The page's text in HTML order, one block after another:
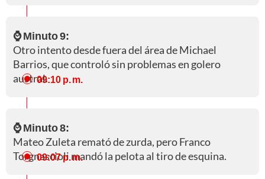
⌚ Minuto 9:
Otro intento desde fuera del área de Michael
Barrios, que controló sin problemas en golero
austral.09:10 p. m.
⌚ Minuto 8:
Mateo Zuleta remató de zurda, pero Franco
Torgnascioli mandó la pelota al tiro de esquina.
09:07 p. m.